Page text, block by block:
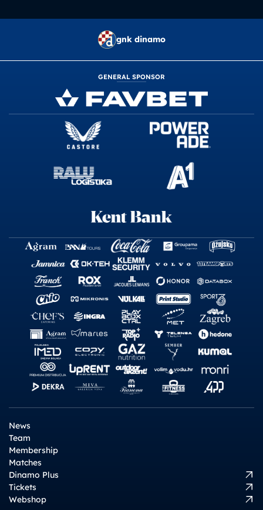
gnk dinamo
GENERAL SPONSOR
News
Team
Membership
Matches
Dinamo Plus
Tickets
Webshop